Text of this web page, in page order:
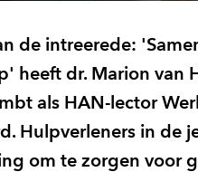
de intreerede:
heeft dr. Marion van
als HAN-lector
Hulpverleners in de
om te zorgen voor